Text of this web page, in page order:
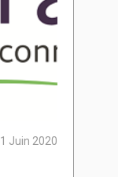
1 Juin 2020